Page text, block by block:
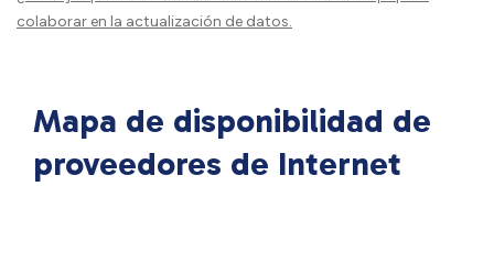
colaborar en la actualización de datos.
Mapa de disponibilidad de
proveedores de Internet